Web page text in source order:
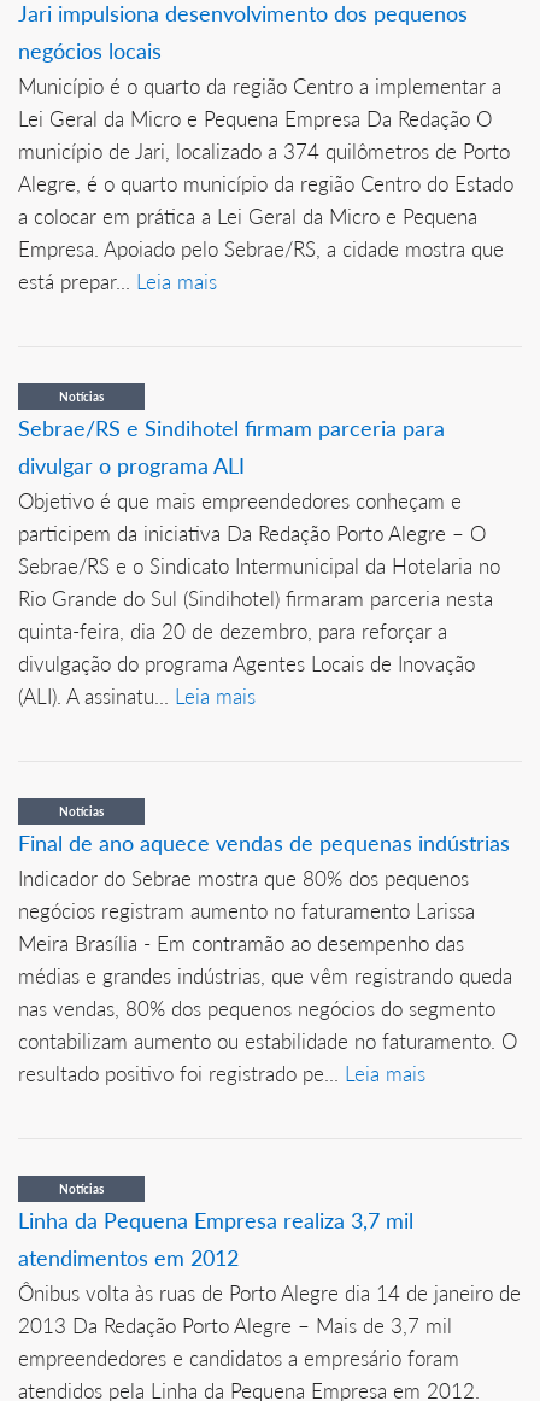
Jari impulsiona desenvolvimento dos pequenos
negócios locais
Município é o quarto da região Centro a implementar a
Lei Geral da Micro e Pequena Empresa Da Redação O
município de Jari, localizado a 374 quilômetros de Porto
Alegre, é o quarto município da região Centro do Estado
a colocar em prática a Lei Geral da Micro e Pequena
Empresa. Apoiado pelo Sebrae/RS, a cidade mostra que
está prepar... Leia mais
Notícias
Sebrae/RS e Sindihotel firmam parceria para
divulgar o programa ALI
Objetivo é que mais empreendedores conheçam e
participem da iniciativa Da Redação Porto Alegre – O
Sebrae/RS e o Sindicato Intermunicipal da Hotelaria no
Rio Grande do Sul (Sindihotel) firmaram parceria nesta
quinta-feira, dia 20 de dezembro, para reforçar a
divulgação do programa Agentes Locais de Inovação
(ALI). A assinatu... Leia mais
Notícias
Final de ano aquece vendas de pequenas indústrias
Indicador do Sebrae mostra que 80% dos pequenos
negócios registram aumento no faturamento Larissa
Meira Brasília - Em contramão ao desempenho das
médias e grandes indústrias, que vêm registrando queda
nas vendas, 80% dos pequenos negócios do segmento
contabilizam aumento ou estabilidade no faturamento. O
resultado positivo foi registrado pe... Leia mais
Notícias
Linha da Pequena Empresa realiza 3,7 mil
atendimentos em 2012
Ônibus volta às ruas de Porto Alegre dia 14 de janeiro de
2013 Da Redação Porto Alegre – Mais de 3,7 mil
empreendedores e candidatos a empresário foram
atendidos pela Linha da Pequena Empresa em 2012.